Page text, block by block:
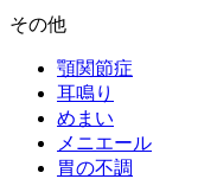
その他
顎関節症
耳鳴り
めまい
メニエール
胃の不調